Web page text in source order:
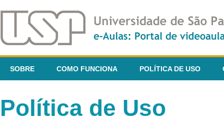
SOBRE COMO FUNCIONA POLÍTICA DE USO
Política de Uso